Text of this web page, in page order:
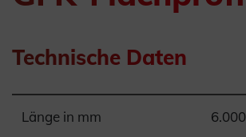
Technische Daten
Länge in mm 6.000